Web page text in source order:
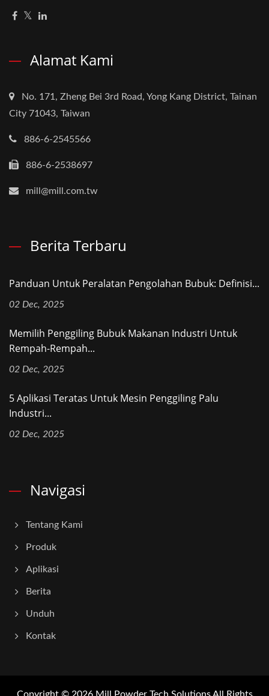
Alamat Kami
No. 171, Zheng Bei 3rd Road, Yong Kang District, Tainan
City 71043, Taiwan
886-6-2545566
886-6-2538697
mill@mill.com.tw
Berita Terbaru
Panduan Untuk Peralatan Pengolahan Bubuk: Definisi...
02 Dec, 2025
Memilih Penggiling Bubuk Makanan Industri Untuk
Rempah-Rempah...
02 Dec, 2025
5 Aplikasi Teratas Untuk Mesin Penggiling Palu
Industri...
02 Dec, 2025
Navigasi
Tentang Kami
Produk
Aplikasi
Berita
Unduh
Kontak